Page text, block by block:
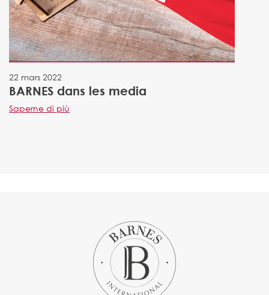
22 mars 2022
BARNES dans les media
Saperne di più